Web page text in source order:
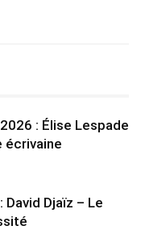
: Élise Lespade
écrivaine
Djaïz – Le